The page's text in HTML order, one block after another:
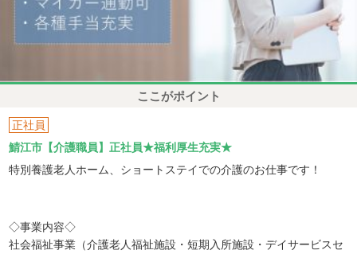
ここがポイント
正社員
鯖江市【介護職員】正社員★福利厚生充実★
特別養護老人ホーム、ショートステイでの介護のお仕事です！
◇事業内容◇
社会福祉事業（介護老人福祉施設・短期入所施設・デイサービスセ